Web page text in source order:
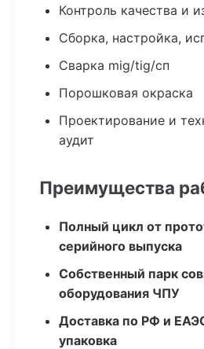
Контроль качества и
Сборка, настройка,
Сварка mig/tig/сп
Порошковая окраска
Проектирование и
аудит
Преимущества
Полный цикл от
серийного выпуска
Собственный парк
оборудования ЧПУ
Доставка по РФ и
упаковка